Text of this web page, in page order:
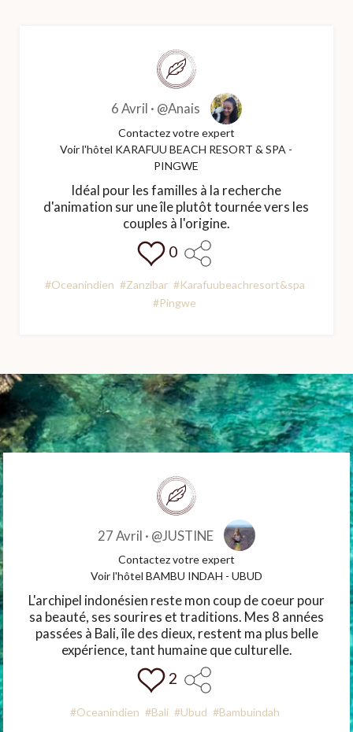
6 Avril · @Anais
Contactez votre expert
Voir l'hôtel KARAFUU BEACH RESORT & SPA -
PINGWE
Idéal pour les familles à la recherche
d'animation sur une île plutôt tournée vers les
couples à l'origine.
0
#Oceanindien #Zanzibar #Karafuubeachresort&spa
#Pingwe
27 Avril · @JUSTINE
Contactez votre expert
Voir l'hôtel BAMBU INDAH - UBUD
L'archipel indonésien reste mon coup de coeur pour
sa beauté, ses sourires et traditions. Mes 8 années
passées à Bali, île des dieux, restent ma plus belle
expérience, tant humaine que culturelle.
2
#Oceanindien #Bali #Ubud #Bambuindah